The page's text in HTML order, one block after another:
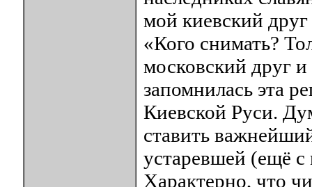
мой киевский
«Кого снимать?
московский друг
запомнилась эта
Киевской Руси.
ставить
устаревшей (ещё с
Характерно, что